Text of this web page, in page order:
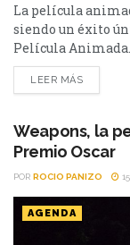
La película
siendo un éxito
Película
como Mejor
Oscars 2026. Es
Kang, fue
LEER MÁS
Weapons, la
Premio Oscar
POR ROCIO PANIZO
AGENDA